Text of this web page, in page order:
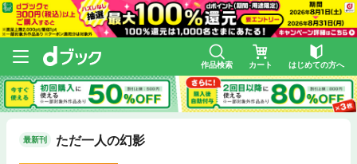
作品検索 カート はじめての方へ
最新刊 ただ一人の幻影